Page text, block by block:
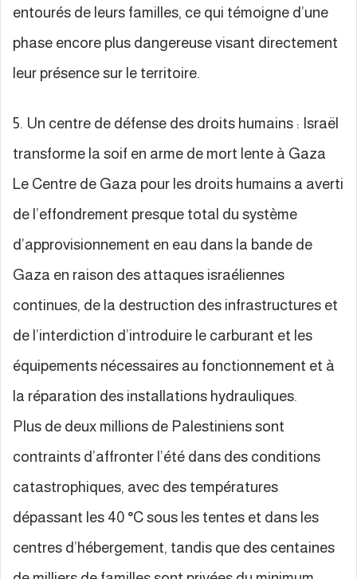
entourés de leurs familles, ce qui témoigne d’une
phase encore plus dangereuse visant directement
leur présence sur le territoire.
5. Un centre de défense des droits humains : Israël
transforme la soif en arme de mort lente à Gaza
Le Centre de Gaza pour les droits humains a averti
de l’effondrement presque total du système
d’approvisionnement en eau dans la bande de
Gaza en raison des attaques israéliennes
continues, de la destruction des infrastructures et
de l’interdiction d’introduire le carburant et les
équipements nécessaires au fonctionnement et à
la réparation des installations hydrauliques.
Plus de deux millions de Palestiniens sont
contraints d’affronter l’été dans des conditions
catastrophiques, avec des températures
dépassant les 40 °C sous les tentes et dans les
centres d’hébergement, tandis que des centaines